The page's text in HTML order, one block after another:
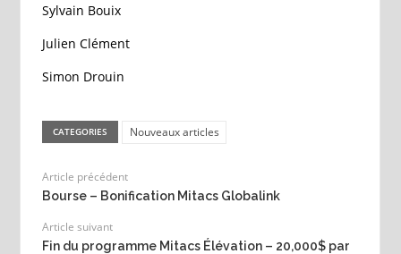
Sylvain Bouix
Julien Clément
Simon Drouin
CATEGORIES Nouveaux articles
Article précédent
Bourse – Bonification Mitacs Globalink
Article suivant
Fin du programme Mitacs Élévation – 20,000$ par